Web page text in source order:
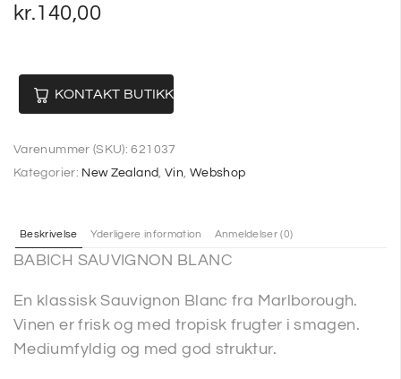
kr.140,00
KONTAKT BUTIKKEN
Varenummer (SKU):621037
Kategorier: New Zealand,Vin, Webshop
Beskrivelse Yderligere information Anmeldelser (0)
BABICH SAUVIGNON BLANC
En klassisk Sauvignon Blanc fra Marlborough.
Vinen er frisk og med tropisk frugter i smagen.
Mediumfyldig og med god struktur.